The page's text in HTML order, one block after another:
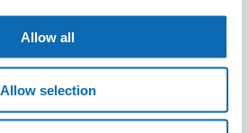
Allow all
Allow selection
空き時間